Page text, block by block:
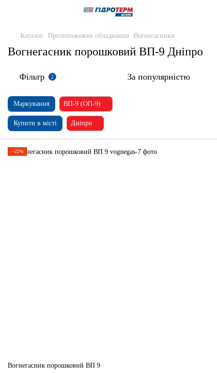
Каталог Протипожежне обладнання Вогнегасники
Вогнегасник порошковий ВП-9 Дніпро
Фільтр 2 За популярністю
Маркування ВП-9 (ОП-9)
Купити в місті Дніпро
−22%
Вогнегасник порошковий ВП 9